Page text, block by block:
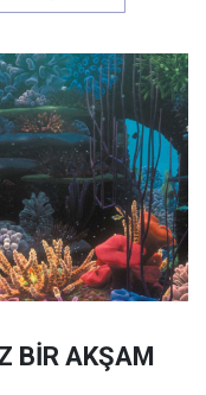
BİR AKŞAM